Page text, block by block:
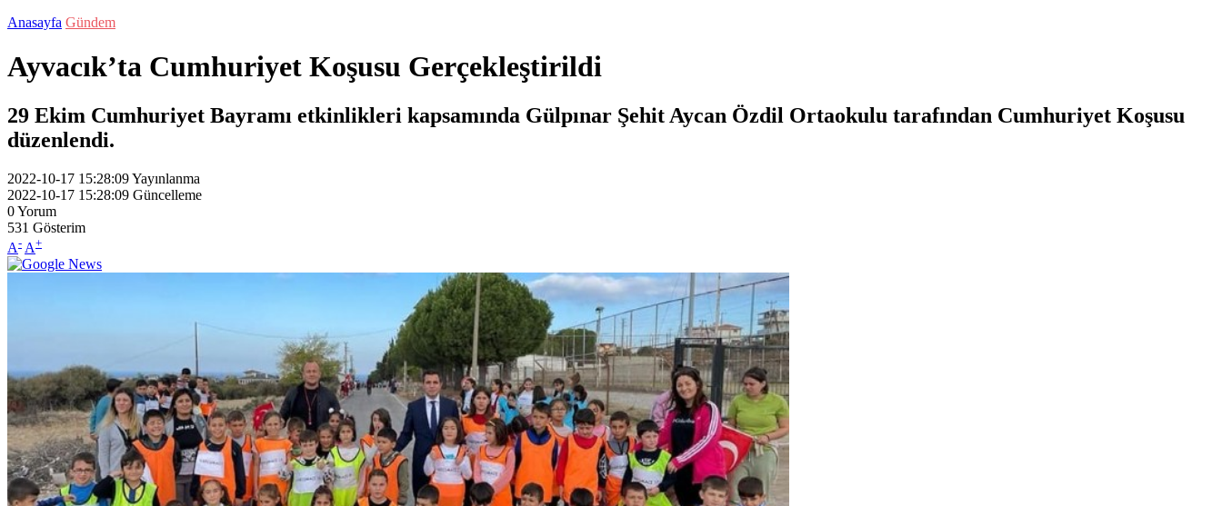
Anasayfa Gündem
Ayvacık’ta Cumhuriyet Koşusu Gerçekleştirildi
29 Ekim Cumhuriyet Bayramı etkinlikleri kapsamında Gülpınar Şehit Aycan Özdil Ortaokulu tarafından Cumhuriyet Koşusu
düzenlendi.
2022-10-17 15:28:09Yayınlanma
2022-10-17 15:28:09 Güncelleme
0Yorum
531 Gösterim
A- A+